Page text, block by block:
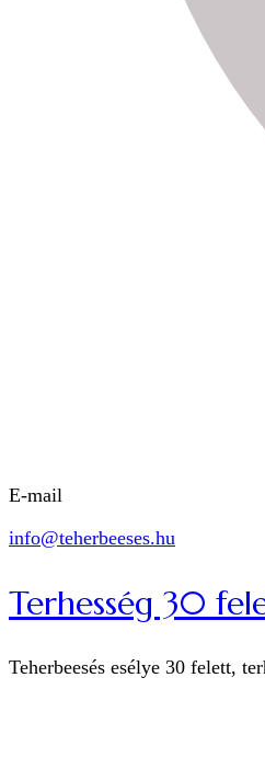
E-mail
info@teherbeeses.hu
Terhesség 30
Teherbeesés esélye 30 felett,